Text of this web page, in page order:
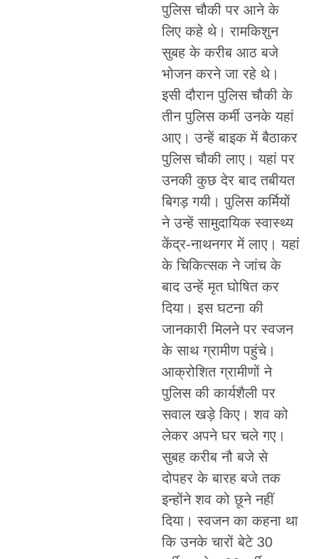
पुलिस चौकी पर आने के
लिए कहे थे। रामकिशुन
सुबह के करीब आठ बजे
भोजन करने जा रहे थे।
इसी दौरान पुलिस चौकी के
तीन पुलिस कर्मी उनके यहां
आए। उन्हें बाइक में बैठाकर
पुलिस चौकी लाए। यहां पर
उनकी कुछ देर बाद तबीयत
बिगड़ गयी। पुलिस कर्मियों
ने उन्हें सामुदायिक स्वास्थ्य
केंद्र-नाथनगर में लाए। यहां
के चिकित्सक ने जांच के
बाद उन्हें मृत घोषित कर
दिया। इस घटना की
जानकारी मिलने पर स्वजन
के साथ ग्रामीण पहुंचे।
आक्रोशित ग्रामीणों ने
पुलिस की कार्यशैली पर
सवाल खड़े किए। शव को
लेकर अपने घर चले गए।
सुबह करीब नौ बजे से
दोपहर के बारह बजे तक
इन्होंने शव को छूने नहीं
दिया। स्वजन का कहना था
कि उनके चारों बेटे 30